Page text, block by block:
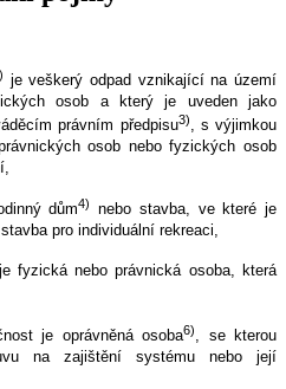
je veškerý odpad vznikající na území
osob a který je uveden jako
právním předpisu3)
, s výjimkou
osob nebo fyzických osob
dům4)
nebo stavba, ve které je
pro individuální rekreaci,
fyzická nebo právnická osoba, která
je oprávněná osoba6), se kterou
na zajištění systému nebo její